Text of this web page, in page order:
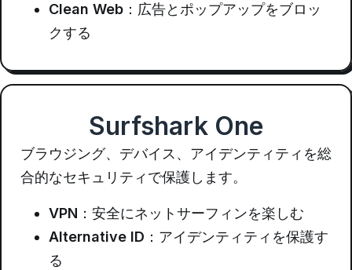
Clean Web：広告とポップアップをブロッ
クする
Surfshark One
ブラウジング、デバイス、アイデンティティを総
合的なセキュリティで保護します。
VPN ：安全にネットサーフィンを楽しむ
Alternative ID ：アイデンティティを保護す
る